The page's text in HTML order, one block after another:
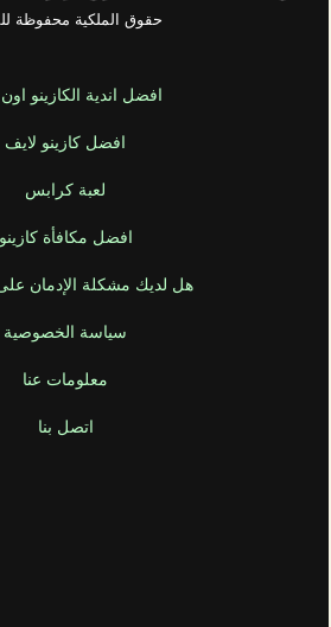
حقوق الملكية محفوظة
افضل اندية الكازينو
افضل كازينو لايف
لعبة كرابس
افضل مكافأة كازينو
هل لديك مشكلة الإدمان
سياسة الخصوصية
معلومات عنا
اتصل بنا
على مكافآت الكازينو السرية